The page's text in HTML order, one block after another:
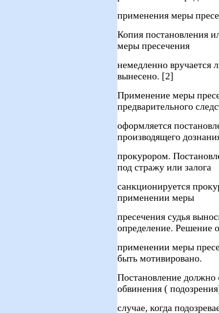
применения меры
Копия постановления
меры пресечения
немедленно вручается
вынесено. [2]
Применение меры
предварительного
оформляется
производящего
прокурором.
под стражу или залога
санкционируется
применении меры
пресечения судья
определение. Решение о
применении меры
быть мотивировано.
Постановление должно
обвинения (
случае, когда